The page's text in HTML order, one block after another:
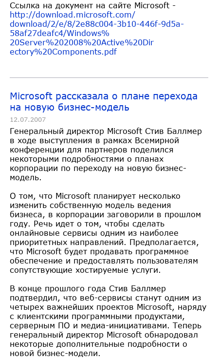
Ссылка на документ на сайте Microsoft -
http://download.microsoft.com/
download/2/e/8/2e88c004-3b10-446f-9d5a-
58af27deafc4/Windows%
20Server%202008%20Active%20Dir
ectory%20Components.pdf
Microsoft рассказала о плане перехода
на новую бизнес-модель
12.07.2007
Генеральный директор Microsoft Стив Баллмер
в ходе выступления в рамках Всемирной
конференции для партнеров поделился
некоторыми подробностями о планах
корпорации по переходу на новую бизнес-
модель.
О том, что Microsoft планирует несколько
изменить собственную модель ведения
бизнеса, в корпорации заговорили в прошлом
году. Речь идет о том, чтобы сделать
онлайновые сервисы одним из наиболее
приоритетных направлений. Предполагается,
что Microsoft будет продавать программное
обеспечение и предоставлять пользователям
сопутствующие хостируемые услуги.
В конце прошлого года Стив Баллмер
подтвердил, что веб-сервисы станут одним из
четырех важнейших проектов Microsoft, наряду
с клиентскими программными продуктами,
серверным ПО и медиа-инициативами. Теперь
генеральный директор Microsoft обнародовал
некоторые дополнительные подробности о
новой бизнес-модели.